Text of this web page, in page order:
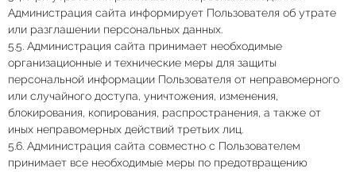
Администрация сайта информирует Пользователя об утрате
или разглашении персональных данных.
5.5. Администрация сайта принимает необходимые
организационные и технические меры для защиты
персональной информации Пользователя от неправомерного
или случайного доступа, уничтожения, изменения,
блокирования, копирования, распространения, а также от
иных неправомерных действий третьих лиц.
5.6. Администрация сайта совместно с Пользователем
принимает все необходимые меры по предотвращению